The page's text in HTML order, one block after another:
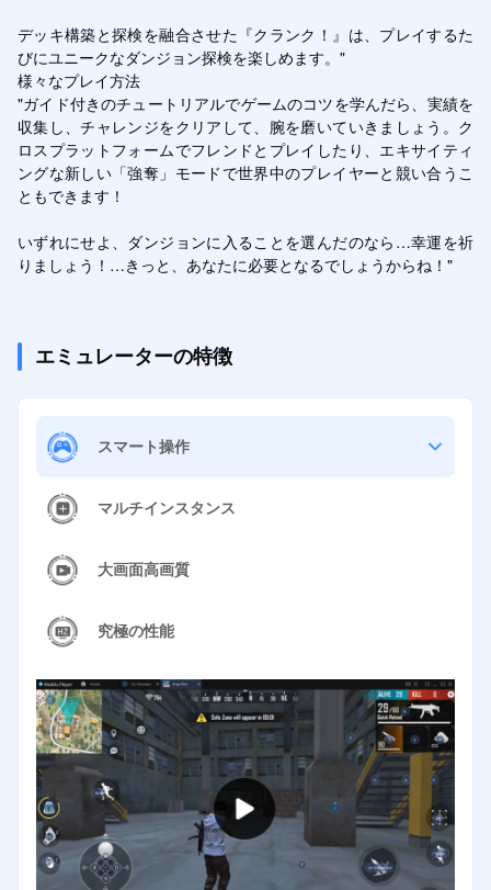
デッキ構築と探検を融合させた『クランク！』は、プレイするた
びにユニークなダンジョン探検を楽しめます。"
様々なプレイ方法
"ガイド付きのチュートリアルでゲームのコツを学んだら、実績を
収集し、チャレンジをクリアして、腕を磨いていきましょう。ク
ロスプラットフォームでフレンドとプレイしたり、エキサイティ
ングな新しい「強奪」モードで世界中のプレイヤーと競い合うこ
ともできます！
いずれにせよ、ダンジョンに入ることを選んだのなら…幸運を祈
りましょう！…きっと、あなたに必要となるでしょうからね！"
エミュレーターの特徴
スマート操作
マルチインスタンス
大画面高画質
究極の性能